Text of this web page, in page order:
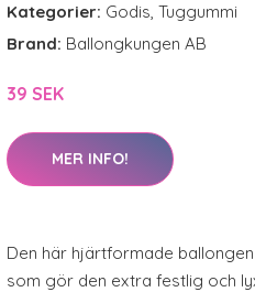
Kategorier: Godis, Tuggummi
Brand: Ballongkungen AB
39 SEK
MER INFO!
Den här hjärtformade
som gör den extra festlig och